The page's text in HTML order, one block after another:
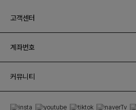
고객센터
계좌번호
커뮤니티